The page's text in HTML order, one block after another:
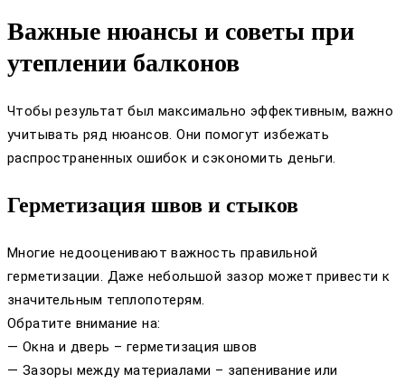
Важные нюансы и советы при
утеплении балконов
Чтобы результат был максимально эффективным, важно
учитывать ряд нюансов. Они помогут избежать
распространенных ошибок и сэкономить деньги.
Герметизация швов и стыков
Многие недооценивают важность правильной
герметизации. Даже небольшой зазор может привести к
значительным теплопотерям.
Обратите внимание на:
— Окна и дверь – герметизация швов
— Зазоры между материалами – запенивание или